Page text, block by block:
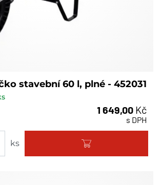
stavební 60 l, plné - 452031
1 649,00 Kč
s DPH
ks